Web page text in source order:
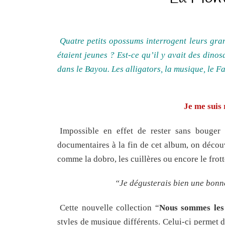
Quatre petits opossums interrogent leurs
étaient jeunes ? Est-ce qu’il y avait des
dans le Bayou. Les alligators, la musique, le
Je me suis
Impossible en effet de rester sans
documentaires à la fin de cet album, on
comme la dobro, les cuillères ou encore le
“Je dégusterais bien une
Cette nouvelle collection “Nous sommes
styles de musique différents. Celui-ci permet